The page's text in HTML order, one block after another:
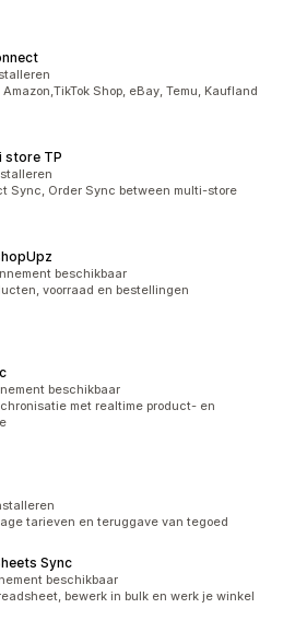
Shop, eBay, Temu, Kaufland
store TP
Sync, Order Sync between multi-store
beschikbaar
voorraad en bestellingen
beschikbaar
met realtime product- en
tarieven en teruggave van tegoed
Sync
beschikbaar
bewerk in bulk en werk je winkel